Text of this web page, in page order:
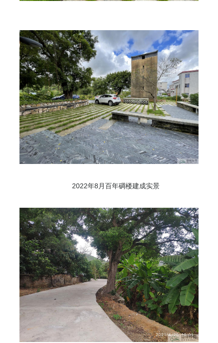
2022年8月百年碉楼建成实景